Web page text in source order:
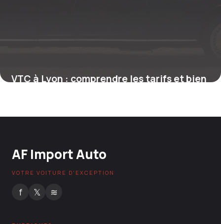
VTC à Lyon : comprendre les tarifs et bien
AF Import Auto
VOTRE VOITURE D'EXCEPTION
f 𝕏 ≋